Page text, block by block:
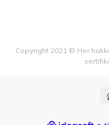
Copyright 2021 © Her